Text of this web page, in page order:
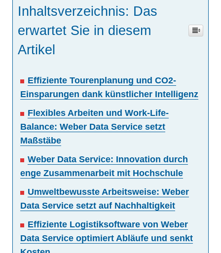
Inhaltsverzeichnis: Das
erwartet Sie in diesem
Artikel
Effiziente Tourenplanung und CO2-
Einsparungen dank künstlicher Intelligenz
Flexibles Arbeiten und Work-Life-
Balance: Weber Data Service setzt
Maßstäbe
Weber Data Service: Innovation durch
enge Zusammenarbeit mit Hochschule
Umweltbewusste Arbeitsweise: Weber
Data Service setzt auf Nachhaltigkeit
Effiziente Logistiksoftware von Weber
Data Service optimiert Abläufe und senkt